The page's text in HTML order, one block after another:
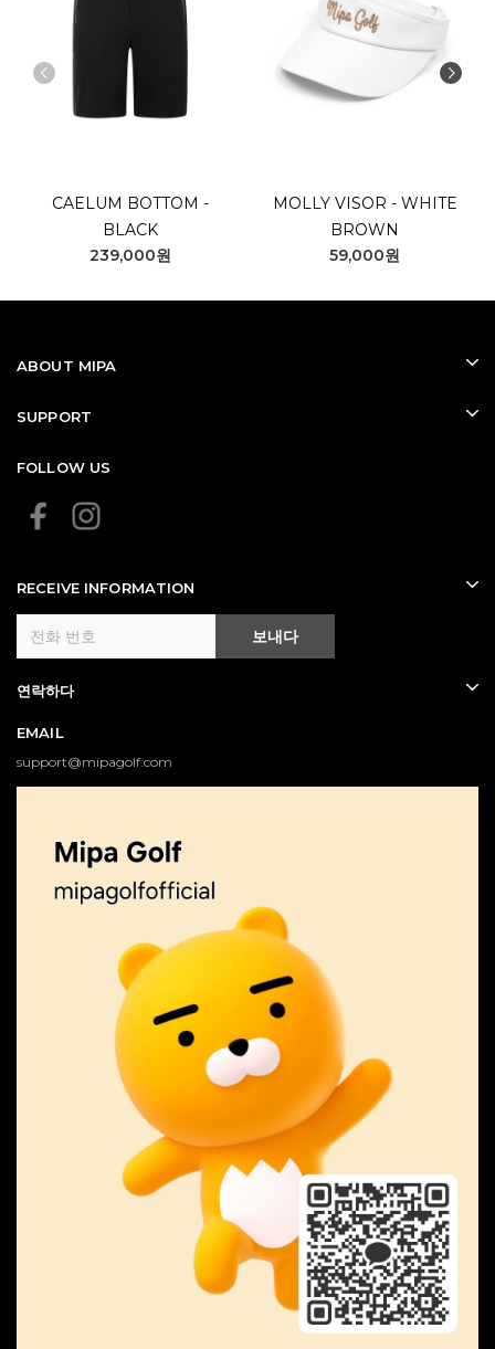
CAELUM BOTTOM -
BLACK
239,000원
MOLLY VISOR - WHITE
BROWN
59,000원
ABOUT MIPA
SUPPORT
FOLLOW US
RECEIVE INFORMATION
보내다
연락하다
EMAIL
support@mipagolf.com